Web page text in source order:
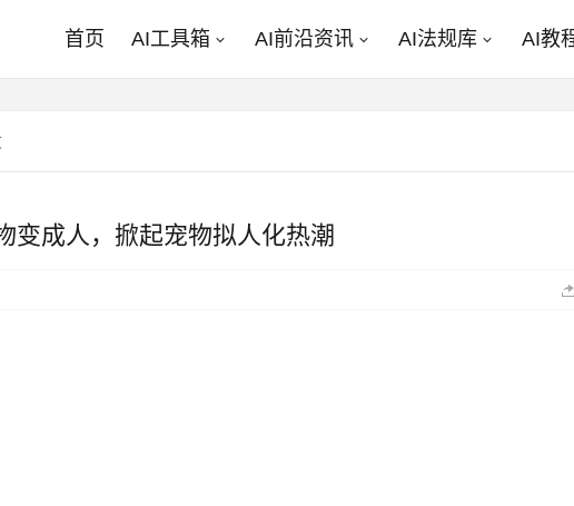
首页 AI工具箱 AI前沿资讯 AI法规库 AI教
变成人，掀起宠物拟人化热潮